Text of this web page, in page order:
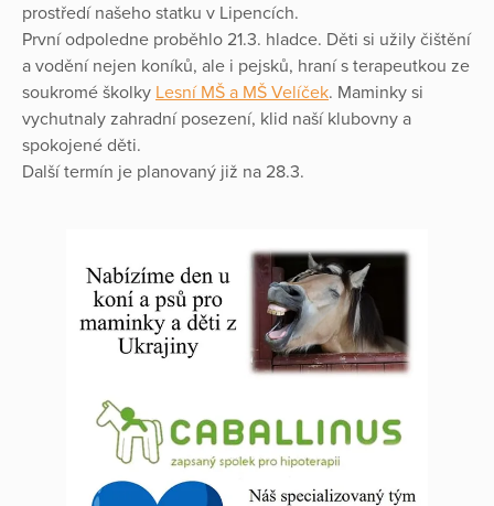
prostředí našeho statku v Lipencích.
První odpoledne proběhlo 21.3. hladce. Děti si užily čištění
a vodění nejen koníků, ale i pejsků, hraní s terapeutkou ze
soukromé školky Lesní MŠ a MŠ Velíček. Maminky si
vychutnaly zahradní posezení, klid naší klubovny a
spokojené děti.
Další termín je planovaný již na 28.3.